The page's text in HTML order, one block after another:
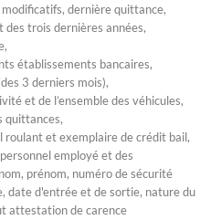
dernière quittance,
trois dernières années,
établissements bancaires,
3 derniers mois),
et de l’ensemble des véhicules,
quittances,
et exemplaire de crédit bail,
employé et des
prénom, numéro de sécurité
date d'entrée et de sortie, nature du
attestation de carence